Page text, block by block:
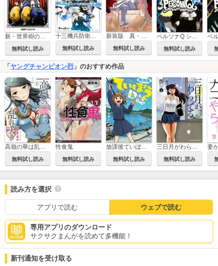
新・世界樹の迷宮 ミレニアムの少女
無料試し読み
十三機兵防衛圏 公式コミックアンソロジー
無料試し読み
新装版 真・女神転生if… 学園の悪魔使い
無料試し読み
ペルソナQ シャドウ オブ ザ ラビリンス Side：P3
無料試し読み
「 ヤングチャンピオン烈 」のおすすめ作品
高嶺の華は乱れ咲き
無料試し読み
性食鬼
無料試し読み
放課後ていぼう日誌
無料試し読み
三日月がわらってる
無料試し読み
妻
読み方を選択
アプリで読む ウェブで読む
専用アプリのダウンロード
サクサクまんがを読めて多機能！
新刊通知を受け取る